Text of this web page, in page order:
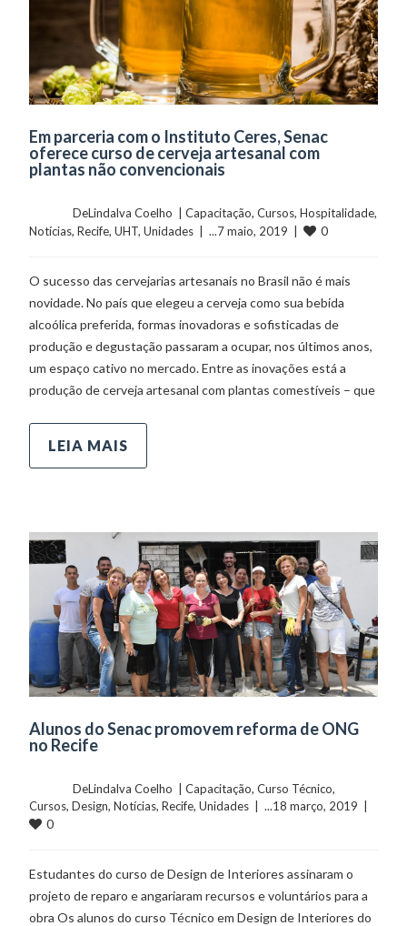
Em parceria com o Instituto Ceres, Senac
oferece curso de cerveja artesanal com
plantas não convencionais
	    	DeLindalva Coelho  |
Capacitação, Cursos, Hospitalidade
Notícias, Recife, UHT, Unidades
  |  ...7 maio, 2019  |
0
O sucesso das cervejarias artesanais no Brasil não é mais
novidade. No país que elegeu a cerveja como sua bebida
alcoólica preferida, formas inovadoras e sofisticadas de
produção e degustação passaram a ocupar, nos últimos anos,
um espaço cativo no mercado. Entre as inovações está a
produção de cerveja artesanal com plantas comestíveis – que
LEIA MAIS
Alunos do Senac promovem reforma de ONG
no Recife
	    	DeLindalva Coelho  |
Capacitação, Curso Técnico
Cursos, Design, Notícias, Recife, Unidades
0
Estudantes do curso de Design de Interiores assinaram o
projeto de reparo e angariaram recursos e voluntários para a
obra Os alunos do curso Técnico em Design de Interiores do